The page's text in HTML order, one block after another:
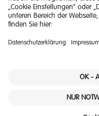
Impressum
Barrierefreiheitserklärung
Datenschutzerklärung